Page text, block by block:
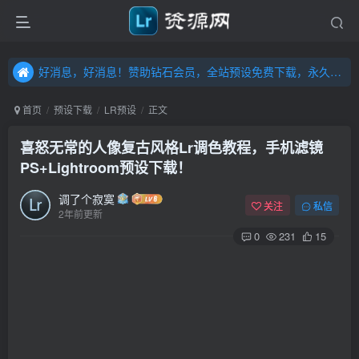
好消息，好消息！赞助钻石会员，全站预设免费下载，永久钻石会员，”送“万元超值资源，内容丰富，容量高达20T，不断更新！点击进入……
好消息，好消息！赞助钻石会员，全站预设免费下载，永久钻石会员，”送“万元超值资源，内容丰富，容量高达20T，不断更新！点击进入……
首页 预设下载 LR预设 正文
喜怒无常的人像复古风格Lr调色教程，手机滤镜
PS+Lightroom预设下载！
调了个寂寞
2年前更新
关注 私信
0 231 15